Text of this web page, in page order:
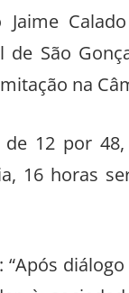
São
na
12 por
16 horas